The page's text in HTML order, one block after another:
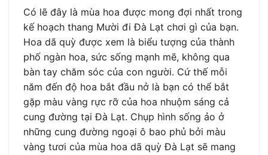
Có lẽ đây là mùa hoa được mong đợi nhất trong
kế hoạch thang Mười đi Đà Lạt chơi gì của bạn.
Hoa dã quỳ được xem là biểu tượng của thành
phố ngàn hoa, sức sống mạnh mẽ, không qua
bàn tay chăm sóc của con người. Cứ thế mỗi
năm đến độ hoa bắt đầu nở là bạn có thể bắt
gặp màu vàng rực rỡ của hoa nhuộm sáng cả
cung đường tại Đà Lạt. Chụp hình sống ảo ở
những cung đường ngoại ô bao phủ bởi màu
vàng tươi của mùa hoa dã quỳ Đà Lạt sẽ mang